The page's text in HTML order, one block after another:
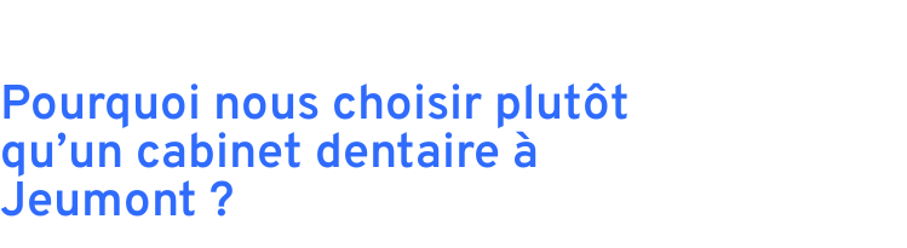
Pourquoi nous choisir plutôt
qu’un cabinet dentaire à
Jeumont ?